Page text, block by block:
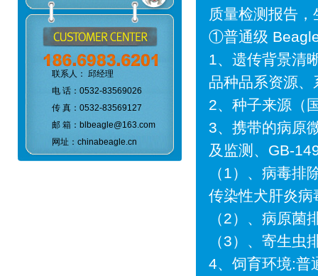
联系人： 邱经理
电 话：0532-83569026
传 真：0532-83569127
邮 箱：blbeagle@163.com
网址：chinabeagle.cn
质量检测报告
①普通级
1、遗传背景清
品种品系资源、
2、种子来源（
3、携带的病原
及监测、GB-
（1）、病毒
传染性犬肝炎病
（2）、病原
（3）、寄生
4、饲育环境:普